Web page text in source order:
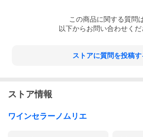
この商品に関する質問は
以下からお問い合わせくだ
ストアに質問を投稿す
ストア情報
ワインセラーノムリエ